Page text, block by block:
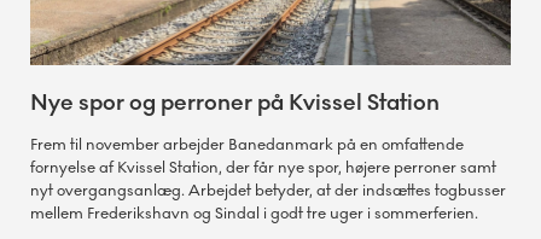
Nye spor og perroner på Kvissel Station
Frem til november arbejder Banedanmark på en omfattende
fornyelse af Kvissel Station, der får nye spor, højere perroner samt
nyt overgangsanlæg. Arbejdet betyder, at der indsættes togbusser
mellem Frederikshavn og Sindal i godt tre uger i sommerferien.